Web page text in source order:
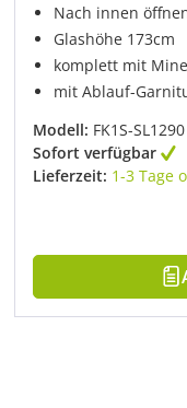
Nach innen
Glashöhe 173cm
komplett mit
mit Ablauf-
Modell: FK1S-SL1290
Sofort verfügbar
Lieferzeit: 1-3 Tage